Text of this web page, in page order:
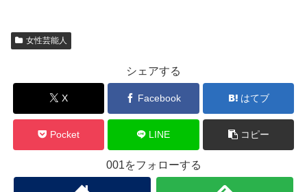
女性芸能人
シェアする
X Facebook はてブ
Pocket LINE コピー
001をフォローする